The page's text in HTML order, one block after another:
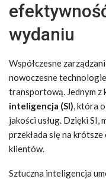
wydaniu
Współczesne
nowoczesne
transportową. Jednym z
inteligencja (SI), która
jakości usług. Dzięki SI,
przekłada się na
klientów.
Sztuczna inteligencja